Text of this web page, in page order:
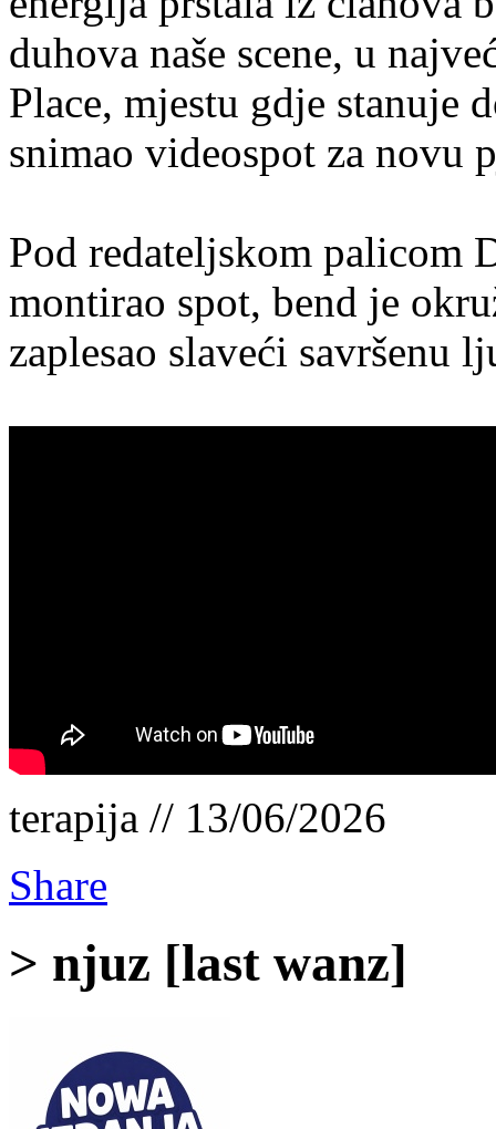
duhova naše scene, u
Place, mjestu gdje stanuje
snimao videospot za novu
Pod redateljskom palicom
montirao spot, bend je
zaplesao slaveći savršenu
terapija // 13/06/2026
Share
> njuz [last wanz]